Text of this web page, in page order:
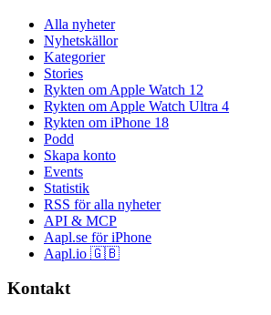
Alla nyheter
Nyhetskällor
Kategorier
Stories
Rykten om Apple Watch 12
Rykten om Apple Watch Ultra 4
Rykten om iPhone 18
Podd
Skapa konto
Events
Statistik
RSS för alla nyheter
API & MCP
Aapl.se för iPhone
Aapl.io 🇬🇧
Kontakt